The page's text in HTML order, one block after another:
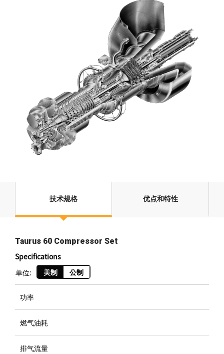
技术规格 优点和特性
Taurus 60 Compressor Set
Specifications
单位:
美制 公制
功率
燃气油耗
排气流量